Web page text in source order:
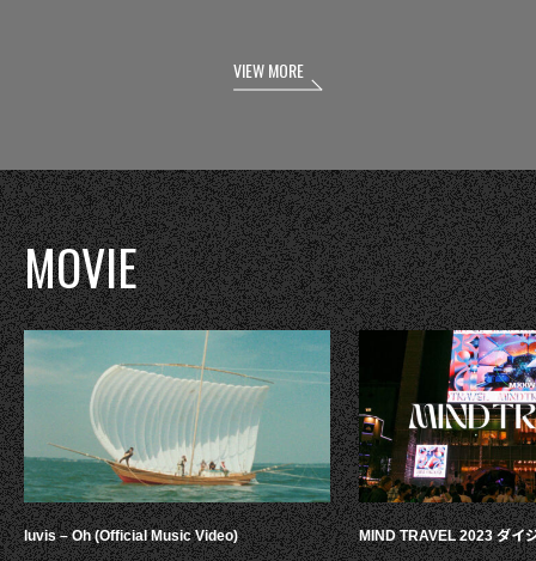
VIEW MORE
MOVIE
luvis – Oh (Official Music Video) MIND TRAVEL 2023 ダイ